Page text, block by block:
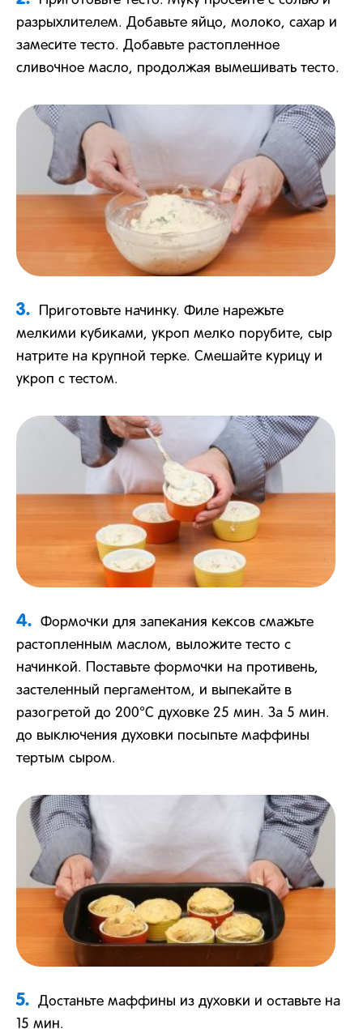
разрыхлителем. Добавьте яйцо, молоко, сахар и
замесите тесто. Добавьте растопленное
сливочное масло, продолжая вымешивать тесто.
3.
Приготовьте начинку. Филе нарежьте
мелкими кубиками, укроп мелко порубите, сыр
натрите на крупной терке. Смешайте курицу и
укроп с тестом.
4.
Формочки для запекания кексов смажьте
растопленным маслом, выложите тесто с
начинкой. Поставьте формочки на противень,
застеленный пергаментом, и выпекайте в
разогретой до 200°С духовке 25 мин. За 5 мин.
до выключения духовки посыпьте маффины
тертым сыром.
5.
Достаньте маффины из духовки и оставьте на
15 мин.